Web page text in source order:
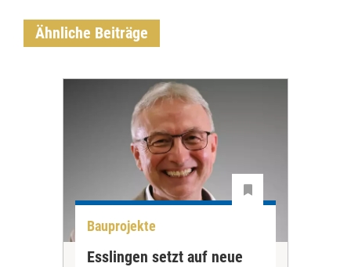
Ähnliche Beiträge
Bauprojekte
Esslingen setzt auf neue